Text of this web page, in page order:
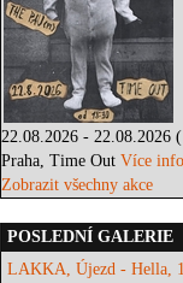
22.08.2026 - 22.08.2026
Praha, Time OutVíce
Zobrazit všechny akce
POSLEDNÍ GALERIE
LAKKA, Újezd - Hella,